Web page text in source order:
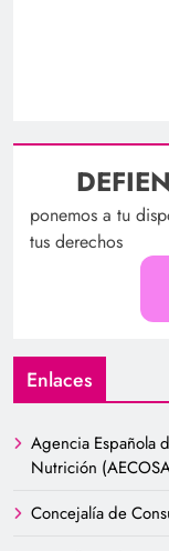
ponemos a tu
tus derechos
Enlaces
Agencia Española
Nutrición
Concejalía de